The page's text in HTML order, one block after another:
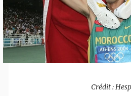
Crédit :